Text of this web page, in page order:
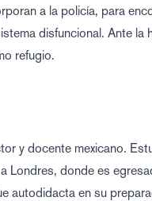
a la policía, para
disfuncional. Ante la
refugio.
y docente mexicano.
Londres, donde es
autodidacta en su